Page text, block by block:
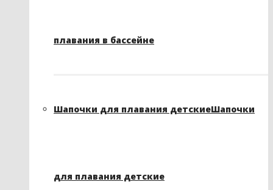
плавания в бассейне
Шапочки для плавания детскиеШапочки
для плавания детские